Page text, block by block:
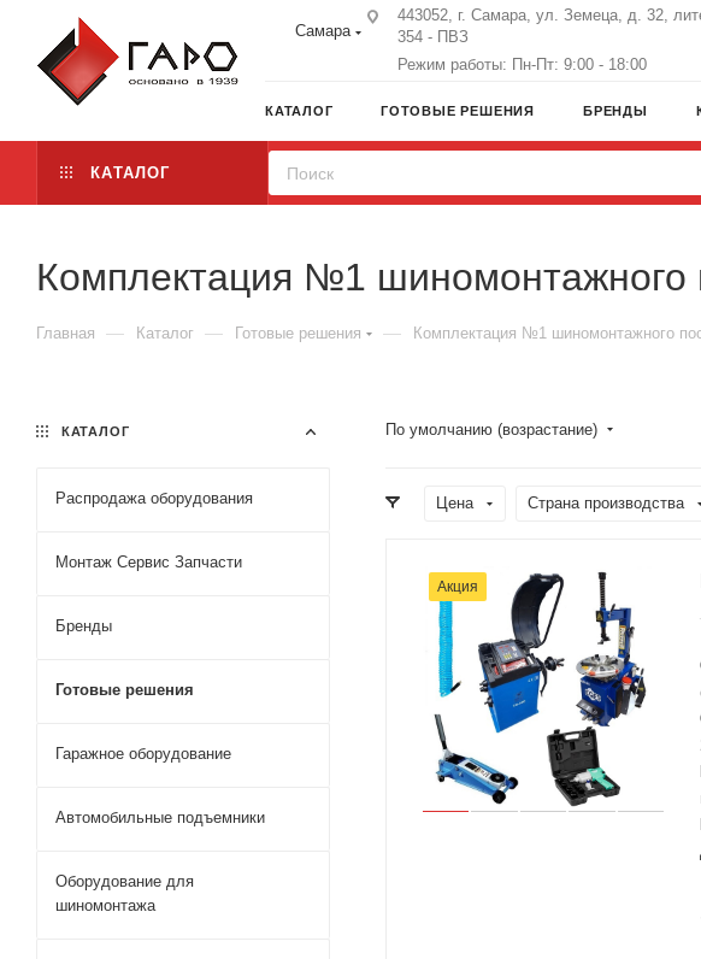
Самара
443052, г. Самара, ул. Земеца, д. 32,
354 - ПВЗ
Режим работы: Пн-Пт: 9:00 - 18:00
КАТАЛОГ ГОТОВЫЕ РЕШЕНИЯ БРЕНДЫ
КАТАЛОГ
Комплектация №1 шиномонтажного
Главная — Каталог — Готовые решения — Комплектация №1 шиномонтажного
По умолчанию (возрастание)
Цена Страна производства
Акция
КАТАЛОГ
Распродажа оборудования
Монтаж Сервис Запчасти
Бренды
Готовые решения
Гаражное оборудование
Автомобильные подъемники
Оборудование для
шиномонтажа